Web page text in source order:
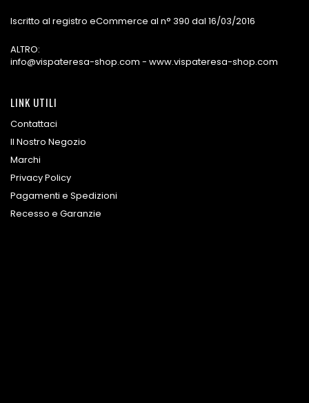
Iscritto al registro eCommerce al n° 390 dal 16/03/2016
ALTRO:
info@vispateresa-shop.com - www.vispateresa-shop.com
LINK UTILI
Contattaci
Il Nostro Negozio
Marchi
Privacy Policy
Pagamenti e Spedizioni
Recesso e Garanzie